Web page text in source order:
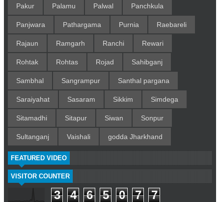
Pakur Palamu Palwal Panchkula
Panjwara Pathargama Purnia Raebareli
Rajaun Ramgarh Ranchi Rewari
Rohtak Rohtas Rojad Sahibganj
Sambhal Sangrampur Santhal pargana
Saraiyahat Sasaram Sikkim Simdega
Sitamadhi Sitapur Siwan Sonpur
Sultanganj Vaishali godda Jharkhand
FEATURED VIDEO
VISITOR COUNTER
3 4 6 5 0 7 7